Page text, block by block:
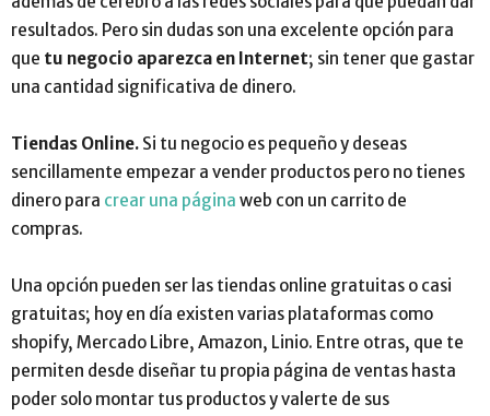
resultados. Pero sin dudas son una excelente opción para
que tu negocio aparezca en Internet; sin tener que gastar
una cantidad significativa de dinero.
Tiendas Online. Si tu negocio es pequeño y deseas
sencillamente empezar a vender productos pero no tienes
dinero para crear una página web con un carrito de
compras.
Una opción pueden ser las tiendas online gratuitas o casi
gratuitas; hoy en día existen varias plataformas como
shopify, Mercado Libre, Amazon, Linio. Entre otras, que te
permiten desde diseñar tu propia página de ventas hasta
poder solo montar tus productos y valerte de sus